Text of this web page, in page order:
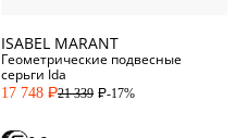
ISABEL MARANT
Геометрические подвесные
серьги Ida
17 748 P21 339 P-17%